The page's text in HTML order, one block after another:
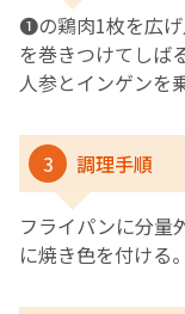
❶の鶏肉1枚を広
を巻きつけてしば
人参とインゲンを
3 調理手順
フライパンに分量
に焼き色を付ける。